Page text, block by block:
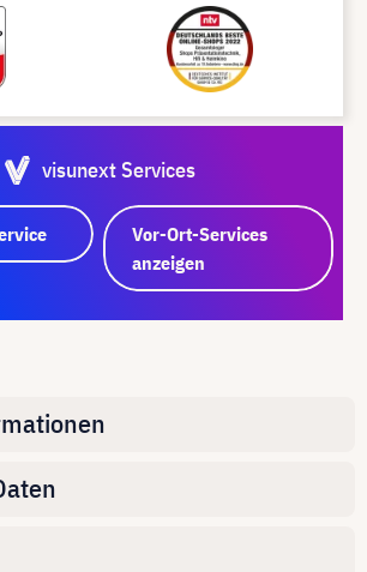
visunext Services
Vor-Ort-Services
anzeigen